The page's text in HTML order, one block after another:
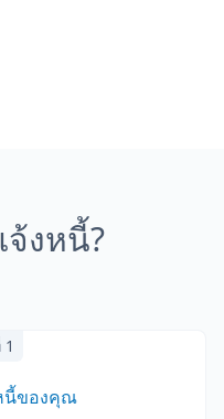
งหนี้?
นี้ของคุณ